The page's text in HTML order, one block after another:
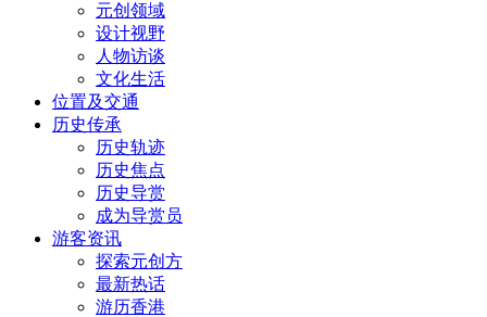
元创领域
设计视野
人物访谈
文化生活
位置及交通
历史传承
历史轨迹
历史焦点
历史导赏
成为导赏员
游客资讯
探索元创方
最新热话
游历香港